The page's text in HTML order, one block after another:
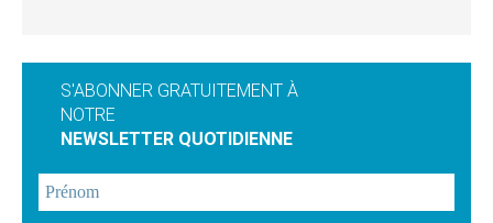
S'ABONNER GRATUITEMENT À
NOTRE
NEWSLETTER QUOTIDIENNE